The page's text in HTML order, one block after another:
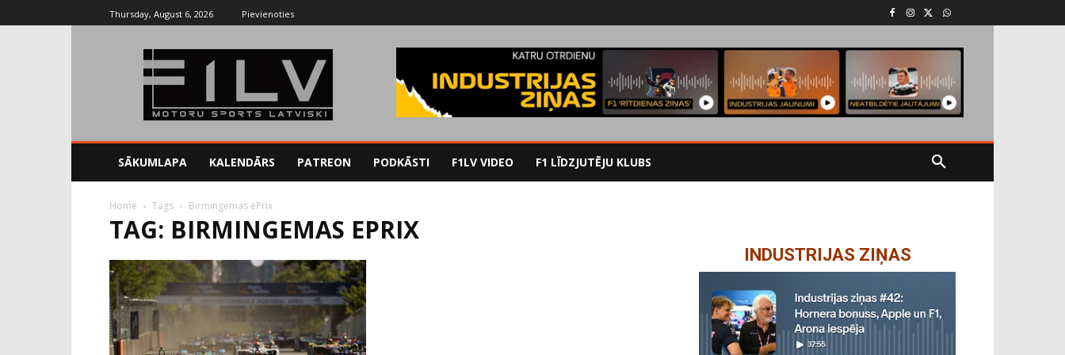
Thursday, August 6, 2026 Pievienoties
SĀKUMLAPA KALENDĀRS PATREON PODKĀSTI F1LV VIDEO F1 LĪDZJUTĒJU KLUBS
Home Tags Birmingemas ePrix
TAG: BIRMINGEMAS EPRIX
INDUSTRIJAS ZIŅAS